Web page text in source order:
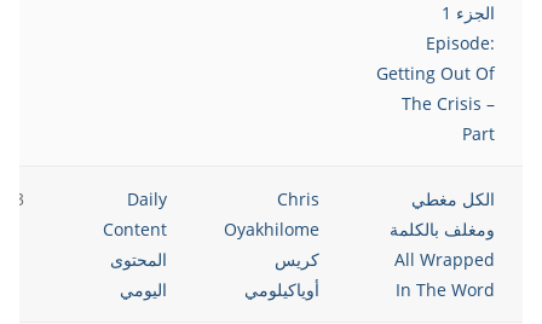
الجزء 1
Episode:
Getting Out Of
The Crisis –
Part
الكل مغطي
ومغلف بالكلمة
All Wrapped
In The Word
Chris
Oyakhilome
كريس
أوياكيلومي
Daily
Content
المحتوى
اليومي